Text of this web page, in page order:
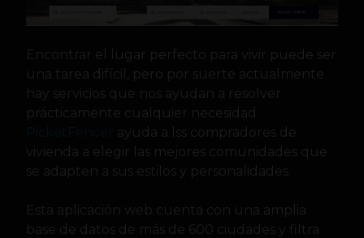
Encontrar el lugar perfecto para vivir puede ser
una tarea difícil, pero por suerte actualmente
hay servicios que nos ayudan a resolver
prácticamente cualquier necesidad.
ayuda a lss compradores de
vivienda a elegir las mejores comunidades que
se adapten a sus estilos y personalidades.
Esta aplicación web cuenta con una amplia
base de datos de más de 600 ciudades y filtra